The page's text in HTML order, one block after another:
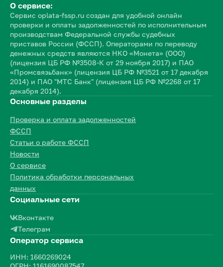
О сервисе:
Сервис oplata-fssp.ru создан для удобной онлайн
проверки и оплаты задолженностей по исполнительным
производствам Федеральной службы судебных
приставов России (ФССП). Операторами по переводу
денежных средств являются НКО «Монета» (ООО)
(лицензия ЦБ РФ №3508-К от 29 ноября 2017) и ПАО
«Промсвязьбанк» (лицензия ЦБ РФ №3521 от 17 декабря
2014) и ПАО "МТС Банк" (лицензия ЦБ РФ №2268 от 17
декабря 2014).
Основные разделы
Проверка и оплата задолженностей
ФССП
Статьи о работе ФССП
Новости
О сервисе
Политика обработки персональных
данных
Социальные сети
Вконтакте
Телеграм
Оператор сервиса
ИНН: 1660269024